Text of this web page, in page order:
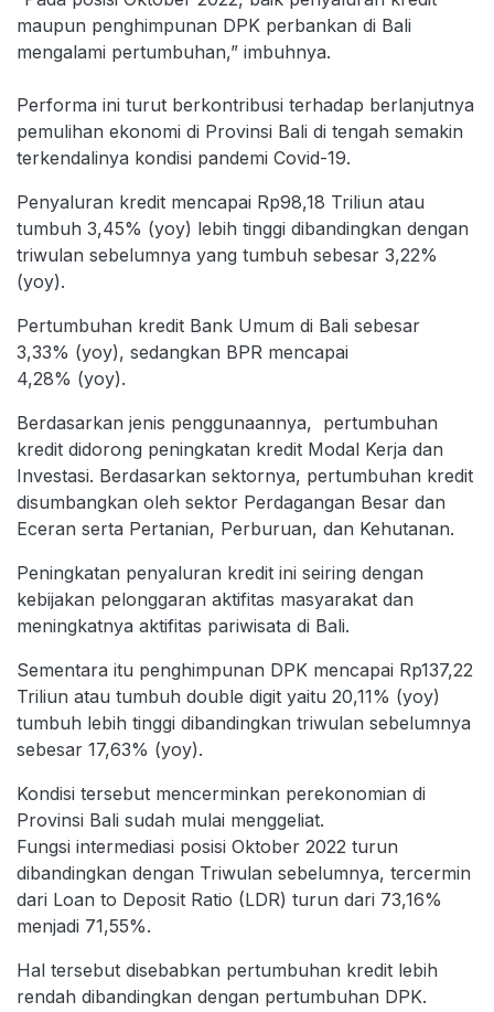
maupun penghimpunan DPK perbankan di Bali
mengalami pertumbuhan,” imbuhnya.
Performa ini turut berkontribusi terhadap berlanjutnya
pemulihan ekonomi di Provinsi Bali di tengah semakin
terkendalinya kondisi pandemi Covid-19.
Penyaluran kredit mencapai Rp98,18 Triliun atau
tumbuh 3,45% (yoy) lebih tinggi dibandingkan dengan
triwulan sebelumnya yang tumbuh sebesar 3,22%
(yoy).
Pertumbuhan kredit Bank Umum di Bali sebesar
3,33% (yoy), sedangkan BPR mencapai
4,28% (yoy).
Berdasarkan jenis penggunaannya, pertumbuhan
kredit didorong peningkatan kredit Modal Kerja dan
Investasi. Berdasarkan sektornya, pertumbuhan kredit
disumbangkan oleh sektor Perdagangan Besar dan
Eceran serta Pertanian, Perburuan, dan Kehutanan.
Peningkatan penyaluran kredit ini seiring dengan
kebijakan pelonggaran aktifitas masyarakat dan
meningkatnya aktifitas pariwisata di Bali.
Sementara itu penghimpunan DPK mencapai Rp137,22
Triliun atau tumbuh double digit yaitu 20,11% (yoy)
tumbuh lebih tinggi dibandingkan triwulan sebelumnya
sebesar 17,63% (yoy).
Kondisi tersebut mencerminkan perekonomian di
Provinsi Bali sudah mulai menggeliat.
Fungsi intermediasi posisi Oktober 2022 turun
dibandingkan dengan Triwulan sebelumnya, tercermin
dari Loan to Deposit Ratio (LDR) turun dari 73,16%
menjadi 71,55%.
Hal tersebut disebabkan pertumbuhan kredit lebih
rendah dibandingkan dengan pertumbuhan DPK.